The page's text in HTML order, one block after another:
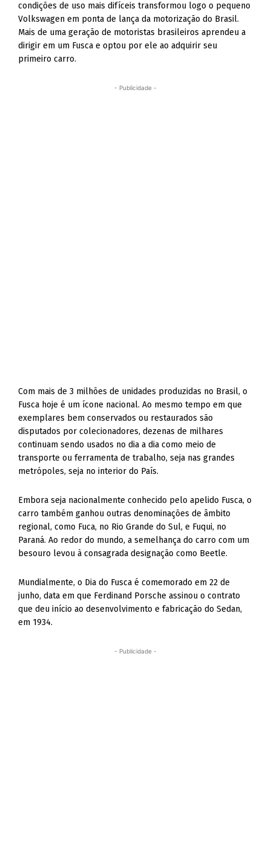
condições de uso mais difíceis transformou logo o pequeno
Volkswagen em ponta de lança da motorização do Brasil.
Mais de uma geração de motoristas brasileiros aprendeu a
dirigir em um Fusca e optou por ele ao adquirir seu
primeiro carro.
- Publicidade -
Com mais de 3 milhões de unidades produzidas no Brasil, o
Fusca hoje é um ícone nacional. Ao mesmo tempo em que
exemplares bem conservados ou restaurados são
disputados por colecionadores, dezenas de milhares
continuam sendo usados no dia a dia como meio de
transporte ou ferramenta de trabalho, seja nas grandes
metrópoles, seja no interior do País.
Embora seja nacionalmente conhecido pelo apelido Fusca, o
carro também ganhou outras denominações de âmbito
regional, como Fuca, no Rio Grande do Sul, e Fuqui, no
Paraná. Ao redor do mundo, a semelhança do carro com um
besouro levou à consagrada designação como Beetle.
Mundialmente, o Dia do Fusca é comemorado em 22 de
junho, data em que Ferdinand Porsche assinou o contrato
que deu início ao desenvolvimento e fabricação do Sedan,
em 1934.
- Publicidade -